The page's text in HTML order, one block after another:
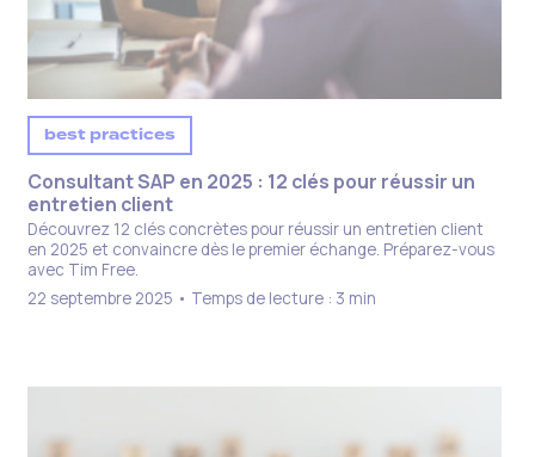
best practices
Consultant SAP en 2025 : 12 clés pour réussir un
entretien client
Découvrez 12 clés concrètes pour réussir un entretien client
en 2025 et convaincre dès le premier échange. Préparez-vous
avec Tim Free.
22 septembre 2025 • Temps de lecture : 3 min